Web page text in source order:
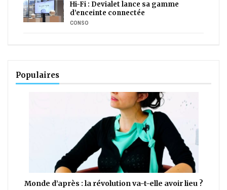
Hi-Fi : Devialet lance sa gamme
d’enceinte connectée
CONSO
Populaires
Monde d’après : la révolution va-t-elle avoir lieu ?